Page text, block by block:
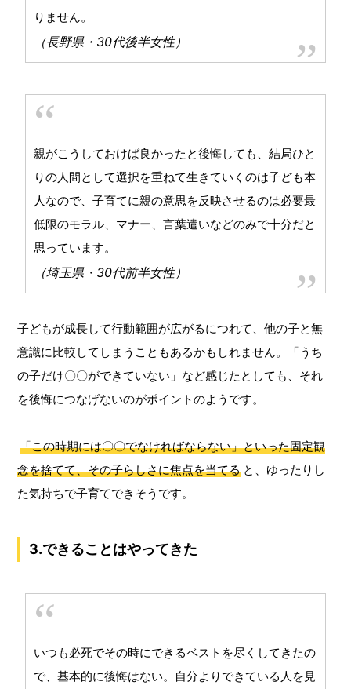
りません。
（長野県・30代後半女性）
親がこうしておけば良かったと後悔しても、結局ひと
りの人間として選択を重ねて生きていくのは子ども本
人なので、子育てに親の意思を反映させるのは必要最
低限のモラル、マナー、言葉遣いなどのみで十分だと
思っています。
（埼玉県・30代前半女性）
子どもが成長して行動範囲が広がるにつれて、他の子と無
意識に比較してしまうこともあるかもしれません。「うち
の子だけ〇〇ができていない」など感じたとしても、それ
を後悔につなげないのがポイントのようです。
「この時期には〇〇でなければならない」といった固定観
念を捨てて、その子らしさに焦点を当てる と、ゆったりし
た気持ちで子育てできそうです。
3.できることはやってきた
いつも必死でその時にできるベストを尽くしてきたの
で、基本的に後悔はない。自分よりできている人を見